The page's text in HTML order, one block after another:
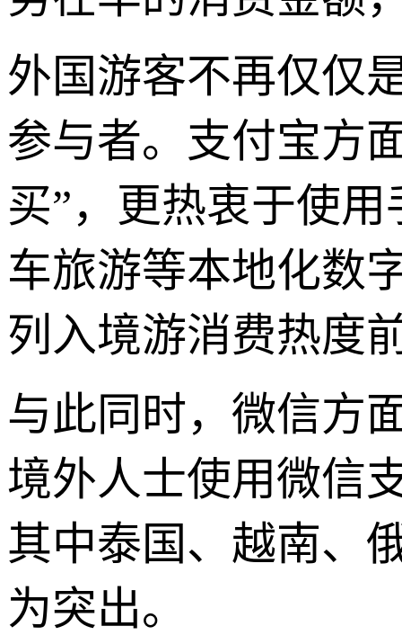
外国游客不再仅仅
参与者。支付宝方
买”，更热衷于使
车旅游等本地化数
列入境游消费热度
与此同时，微信方
境外人士使用微信
其中泰国、越南、
为突出。